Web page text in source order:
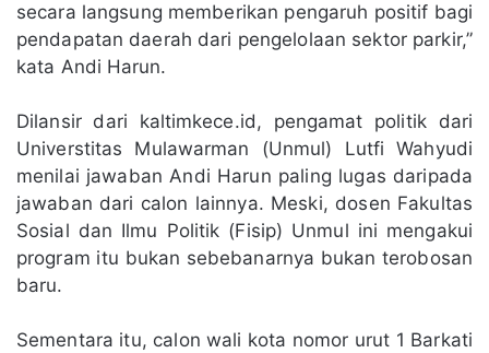
secara langsung memberikan pengaruh positif bagi
pendapatan daerah dari pengelolaan sektor parkir,”
kata Andi Harun.
Dilansir dari kaltimkece.id, pengamat politik dari
Universtitas Mulawarman (Unmul) Lutfi Wahyudi
menilai jawaban Andi Harun paling lugas daripada
jawaban dari calon lainnya. Meski, dosen Fakultas
Sosial dan Ilmu Politik (Fisip) Unmul ini mengakui
program itu bukan sebebanarnya bukan terobosan
baru.
Sementara itu, calon wali kota nomor urut 1 Barkati